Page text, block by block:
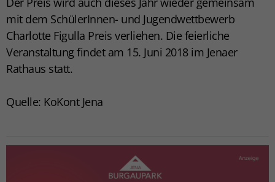
mit dem SchülerInnen- und Jugendwettbewerb
Charlotte Figulla Preis verliehen. Die feierliche
Veranstaltung findet am 15. Juni 2018 im Jenaer
Rathaus statt.
Quelle: KoKont Jena